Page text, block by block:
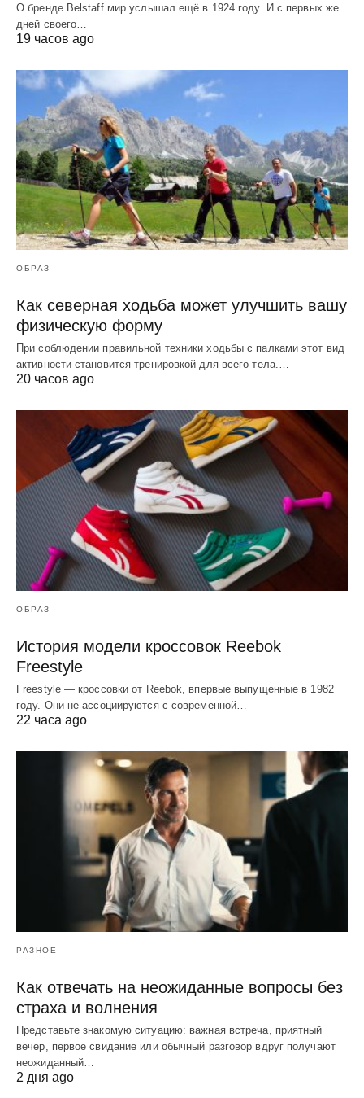
О бренде Belstaff мир услышал ещё в 1924 году. И с первых же
дней своего…
19 часов ago
ОБРАЗ
Как северная ходьба может улучшить вашу
физическую форму
При соблюдении правильной техники ходьбы с палками этот вид
активности становится тренировкой для всего тела.…
20 часов ago
ОБРАЗ
История модели кроссовок Reebok
Freestyle
Freestyle — кроссовки от Reebok, впервые выпущенные в 1982
году. Они не ассоциируются с современной…
22 часа ago
РАЗНОЕ
Как отвечать на неожиданные вопросы без
страха и волнения
Представьте знакомую ситуацию: важная встреча, приятный
вечер, первое свидание или обычный разговор вдруг получают
неожиданный…
2 дня ago